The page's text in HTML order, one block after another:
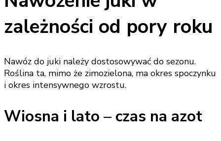
zależności od pory roku
Nawóz do juki należy dostosowywać do sezonu.
Roślina ta, mimo że zimozielona, ma okres spoczynku
i okres intensywnego wzrostu.
Wiosna i lato – czas na azot